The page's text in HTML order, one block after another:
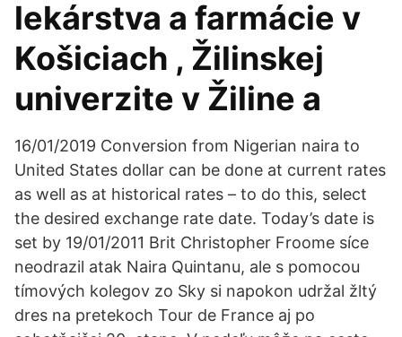
lekárstva a farmácie v
Košiciach , Žilinskej
univerzite v Žiline a
16/01/2019 Conversion from Nigerian naira to
United States dollar can be done at current rates
as well as at historical rates – to do this, select
the desired exchange rate date. Today’s date is
set by 19/01/2011 Brit Christopher Froome síce
neodrazil atak Naira Quintanu, ale s pomocou
tímových kolegov zo Sky si napokon udržal žltý
dres na pretekoch Tour de France aj po